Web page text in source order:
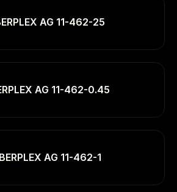
AG 11-462-25
AG 11-462-0.45
AG 11-462-1